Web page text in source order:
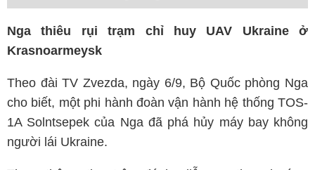
Nga thiêu rụi trạm chỉ huy UAV Ukraine ở
Krasnoarmeysk
Theo đài TV Zvezda, ngày 6/9, Bộ Quốc phòng Nga
cho biết, một phi hành đoàn vận hành hệ thống TOS-
1A Solntsepek của Nga đã phá hủy máy bay không
người lái Ukraine.